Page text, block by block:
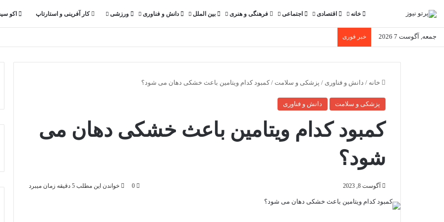
خانه اقتصادی اجتماعی فرهنگی و هنری بین الملل دانش و فناوری ورزشی کار آفرینی و استارتاپ اکو
جمعه, آگوست 7 2026 خبر فوری
خانه / دانش و فناوری / پزشکی و سلامت / کمبود کدام ویتامین باعث خشکی دهان می شود؟
پزشکی و سلامت دانش و فناوری
کمبود کدام ویتامین باعث خشکی دهان می
شود؟
آگوست 8, 2023 0 خواندن این مطلب 5 دقیقه زمان میبرد